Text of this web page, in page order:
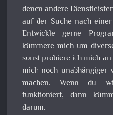
denen andere
auf der Suche nach
Entwickle gerne
kümmere mich um
sonst probiere ich mich
mich noch unabhängiger
machen. Wenn du
funktioniert, dann
darum.